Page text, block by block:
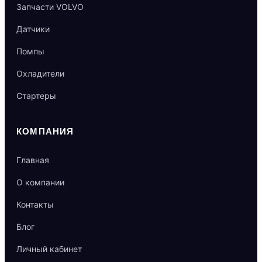
Запчасти VOLVO
Датчики
Помпы
Охладители
Стартеры
КОМПАНИЯ
Главная
О компании
Контакты
Блог
Личный кабинет